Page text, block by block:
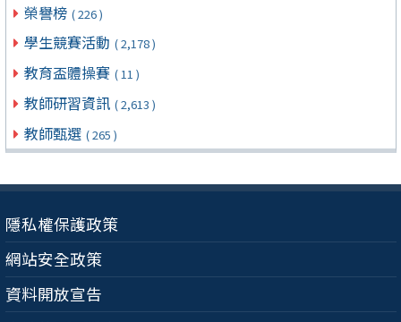
榮譽榜 ( 226 )
學生競賽活動 ( 2,178 )
教育盃體操賽 ( 11 )
教師研習資訊 ( 2,613 )
教師甄選 ( 265 )
隱私權保護政策
網站安全政策
資料開放宣告